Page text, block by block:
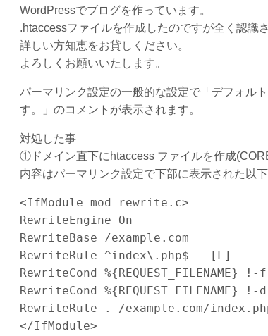
WordPressでブログを作っています。
.htaccessファイルを作成したのですが全く認識
詳しい方知恵をお貸しください。
よろしくお願いいたします。
パーマリンク設定の一般的な設定で「デフォル
す。」のコメントが表示されます。
対処した事
①ドメイン直下にhtaccess ファイルを作成
内容はパーマリンク設定で下部に表示された以下
<IfModule mod_rewrite.c>
RewriteEngine On
RewriteBase /example.com
RewriteRule ^index\.php$ - [L]
RewriteCond %{REQUEST_FILENAME} !-f
RewriteCond %{REQUEST_FILENAME} !-d
RewriteRule . /example.com/
</IfModule>